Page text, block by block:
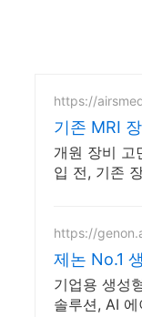
https://
기존 MRI
MRI 시간
개원 장비 고
입 전, 기존
자산으로 전
https://
제논 No.1
폼
기업용 생성
솔루션, AI